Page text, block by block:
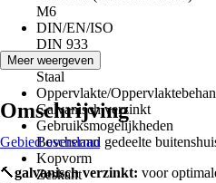
M6
DIN/EN/ISO
DIN 933
Materiaal
Staal
Oppervlakte/
Galvanisch verzinkt
Gebruiksmogelijkheden
Beschermd gedeelte
Kopvorm
Zeskant
Meer weergeven
Omschrijving
Gebied overslaan
🔨galvanisch verzinkt: voor